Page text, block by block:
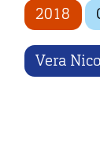
2018
Vera